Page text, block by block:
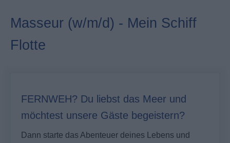
Masseur (w/m/d) - Mein Schiff
Flotte
FERNWEH? Du liebst das Meer und
möchtest unsere Gäste begeistern?
Dann starte das Abenteuer deines Lebens und